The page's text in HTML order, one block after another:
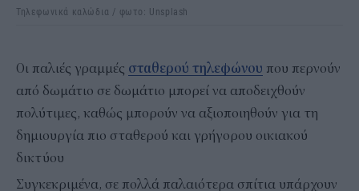
Τηλεφωνικά καλώδια / φωτο: Unsplash
Οι παλιές γραμμές σταθερού τηλεφώνου που περνούν
από δωμάτιο σε δωμάτιο μπορεί να αποδειχθούν
πολύτιμες, καθώς μπορούν να αξιοποιηθούν για τη
δημιουργία πιο σταθερού και γρήγορου οικιακού
δικτύου
Συγκεκριμένα, σε πολλά παλαιότερα σπίτια υπάρχουν